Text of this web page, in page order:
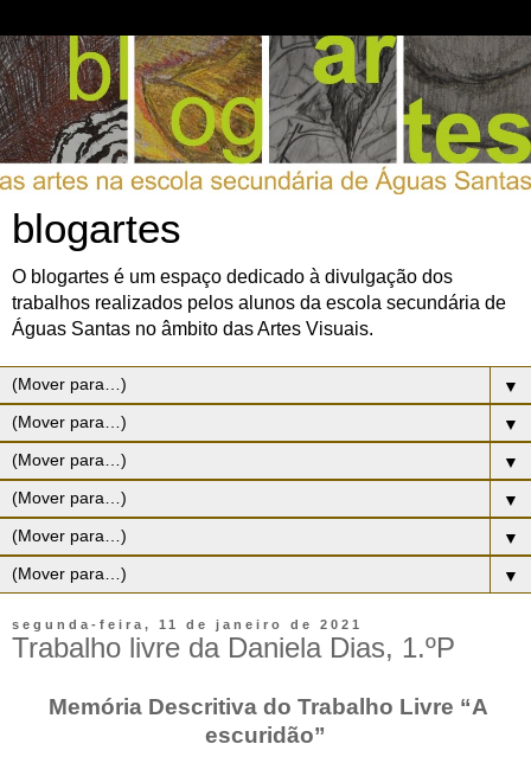
blogartes
O blogartes é um espaço dedicado à divulgação dos
trabalhos realizados pelos alunos da escola secundária de
Águas Santas no âmbito das Artes Visuais.
▼
▼
▼
▼
▼
▼
segunda-feira, 11 de janeiro de 2021
Trabalho livre da Daniela Dias, 1.ºP
Memória Descritiva do Trabalho Livre “A
escuridão”